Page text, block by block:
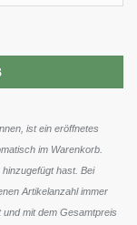
ist ein eröffnetes
im Warenkorb.
hast. Bei
Artikelanzahl immer
mit dem Gesamtpreis